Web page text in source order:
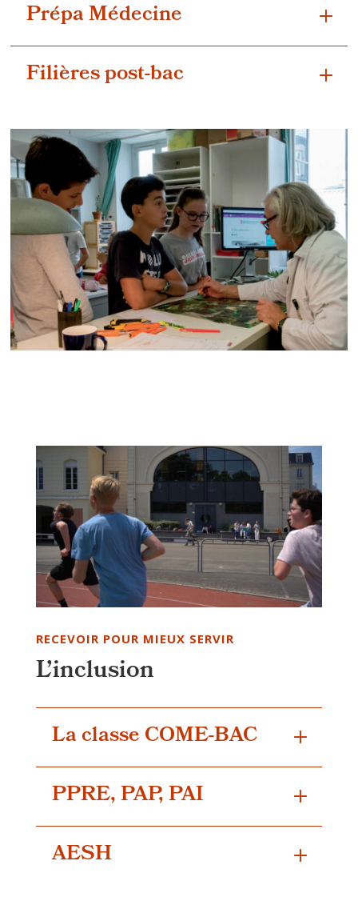
Prépa Médecine
Filières post-bac
RECEVOIR POUR MIEUX SERVIR
L’inclusion
La classe COME-BAC
PPRE, PAP, PAI
AESH